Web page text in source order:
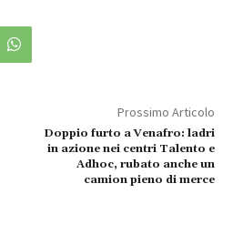
Prossimo Articolo
Doppio furto a Venafro: ladri
in azione nei centri Talento e
Adhoc, rubato anche un
camion pieno di merce